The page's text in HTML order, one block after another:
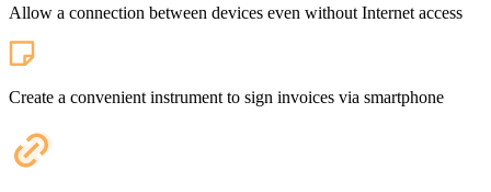
Allow a connection between devices even without Internet access
Create a convenient instrument to sign invoices via smartphone